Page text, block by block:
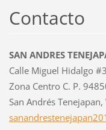
Contacto
SAN ANDRES
Calle Miguel Hidalgo
Zona Centro C. P.
San Andrés
sanandrestenejap